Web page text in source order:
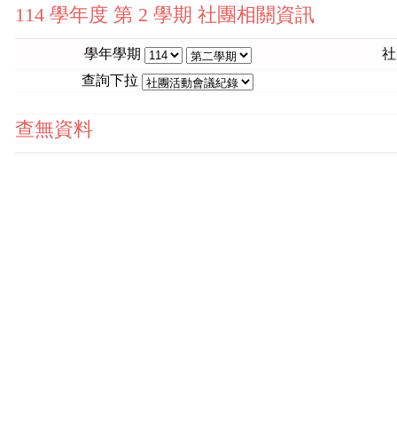
114 學年度 第 2 學期 社團相關資訊
學年學期
查詢下拉
查無資料